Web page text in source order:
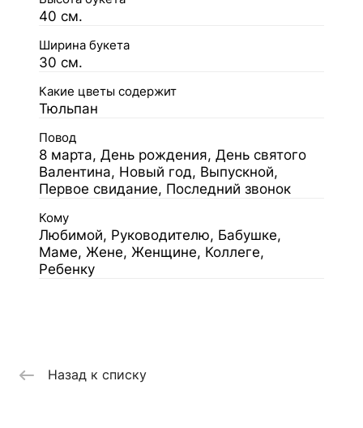
40 см.
Ширина букета
30 см.
Какие цветы содержит
Тюльпан
Повод
8 марта, День рождения, День святого
Валентина, Новый год, Выпускной,
Первое свидание, Последний звонок
Кому
Любимой, Руководителю, Бабушке,
Маме, Жене, Женщине, Коллеге,
Ребенку
Назад к списку